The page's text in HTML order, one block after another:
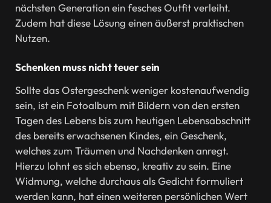
nächsten Generation ein fesches Outfit verleiht.
Zudem hat diese Lösung einen äußerst praktischen
Nutzen.
Schenken muss nicht teuer sein
Sollte das Ostergeschenk weniger kostenaufwendig
sein, ist ein Fotoalbum mit Bildern von den ersten
Tagen des Lebens bis zum heutigen Lebensabschnitt
des bereits erwachsenen Kindes, ein Geschenk,
welches zum Träumen und Nachdenken anregt.
Hierzu lohnt es sich ebenso, kreativ zu sein. Eine
Widmung, welche durchaus als Gedicht formuliert
werden kann, hat einen weiteren persönlichen Wert